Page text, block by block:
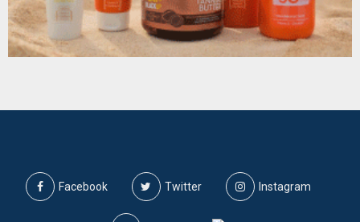
Facebook Twitter Instagram